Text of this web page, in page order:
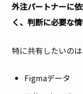
外注パートナーに
く、判断に必要な
特に共有したいのは
Figmaデータ